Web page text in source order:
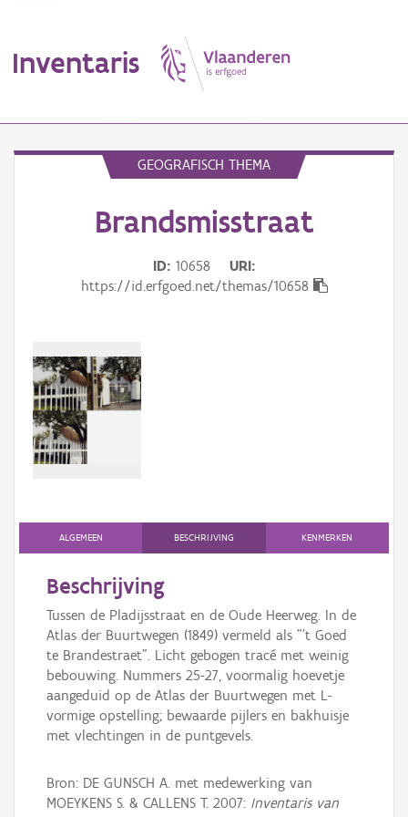
Inventaris
Gebeurtenis
Persoon of collectief
Downloads
Aanmelden
GEOGRAFISCH THEMA
Brandsmisstraat
ID 10658
URI
https://id.erfgoed.net/themas/10658
ALGEMEEN BESCHRIJVING KENMERKEN
Beschrijving
Tussen de Pladijsstraat en de Oude Heerweg. In de
Atlas der Buurtwegen (1849) vermeld als "'t Goed
te Brandestraet". Licht gebogen tracé met weinig
bebouwing. Nummers 25-27, voormalig hoevetje
aangeduid op de Atlas der Buurtwegen met L-
vormige opstelling; bewaarde pijlers en bakhuisje
met vlechtingen in de puntgevels.
Bron: DE GUNSCH A. met medewerking van
MOEYKENS S. & CALLENS T. 2007: Inventaris van